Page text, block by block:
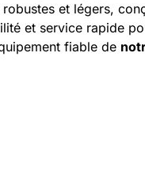
et légers,
et service rapide
fiable de